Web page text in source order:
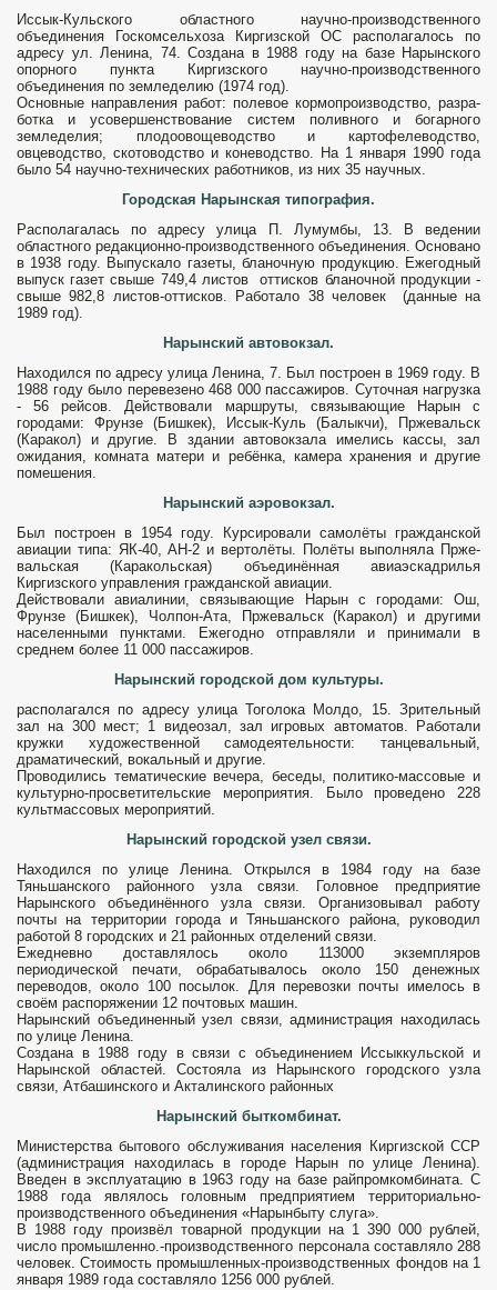
Иссык-Кульского областного научно-производственного
объединения Госкомсельхоза Киргизской ОС располагалось по
адресу ул. Ленина, 74. Создана в 1988 году на базе Нарынского
опорного пункта Киргизского научно-производственного
объединения по земледелию (1974 год).
Основные направления работ: полевое кормопроизводство, разра­
ботка и усовершенствование систем по­ливного и богарного
земледелия; пло­доовощеводство и картофелеводство,
овцеводство, скотоводство и коневод­ство. На 1 января 1990 года
было 54 научно-технических работников, из них 35 научных.
Городская Нарынская типография.
Располагалась по адресу улица П. Лумумбы, 13. В ведении
областного редакционно-производственного объединения. Основано
в 1938 году. Выпускало газеты, бланочную продукцию. Ежегодный
выпуск газет свыше 749,4 листов оттисков бланочной продук­ции -
свыше 982,8 листов-оттисков. Рабо­тало 38 человек (данные на
1989 год).
Нарынский автовокзал.
Находился по адресу улица Ленина, 7. Был построен в 1969 году. В
1988 году было перевезено 468 000 пассажиров. Суточная нагрузка
- 56 рейсов. Дейст­вовали маршруты, связывающие Нарын с
городами: Фрунзе (Бишкек), Иссык-Куль (Балыкчи), Пржевальск
(Каракол) и другие. В здании автовокзала имелись кассы, зал
ожидания, комната матери и ребёнка, камера хранения и другие
помешения.
Нарынский аэровокзал.
Был построен в 1954 году. Курсировали самолёты гражданской
авиации типа: ЯК-40, АН-2 и вертолёты. Полёты выполняла Прже­
вальская (Каракольская) объединённая авиаэскадрилья
Киргизского управления гражданской авиации.
Дей­ствовали авиалинии, связывающие На­рын с городами: Ош,
Фрунзе (Бишкек), Чолпон-Ата, Пржевальск (Каракол) и другими
населенными пунктами. Еже­годно отправляли и принимали в
среднем более 11 000 пассажиров.
Нарынский городской дом культуры.
располагался по адресу улица Тоголока Молдо, 15. Зрительный
зал на 300 мест; 1 ви­деозал, зал игровых автоматов. Рабо­тали
кружки художественной самодеятель­ности: танцевальный,
драматический, во­кальный и другие.
Проводились тематические вечера, беседы, политико-массовые и
культурно-просветительские мероприятия. Было проведено 228
культмассовых меро­приятий.
Нарынский городской узел связи.
Находился по улице Ленина. Открылся в 1984 году на базе
Тяньшанского районного узла связи. Головное предприятие
Нарынского объединённого узла связи. Организовывал работу
почты на территории го­рода и Тяньшанского района, руководил
работой 8 городских и 21 районных отделений связи.
Ежедневно доставлялось около 113000 экземпляров
периодической печати, обра­батывалось около 150 денежных
перево­дов, около 100 посылок. Для перевозки почты имелось в
своём распоряжении 12 почтовых машин.
Нарынский объединенный узел связи, администрация находилась
по улице Ленина.
Создана в 1988 году в связи с объединением Иссыккульской и
Нарынской областей. Состояла из Нарынского городского узла
связи, Атбашинского и Акталинского районных
Нарынский быткомбинат.
Министерства бытового обслуживания населения Киргизской ССР
(администрация находилась в городе Нарын по улице Ле­нина).
Введен в эксплуатацию в 1963 году на базе райпромкомбината. С
1988 года являлось головным предприятием территориально-
производственного объединения «Нарынбыту слуга».
В 1988 году произвёл товарной продукции на 1 390 000 рублей,
число промышленно.-производственного персонала составляло 288
человек. Стоимость про­мышленных-производственных фондов на 1
января 1989 года составляло 1256 000 рублей.